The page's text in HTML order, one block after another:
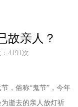
故亲人？
4191次
，俗称“鬼节”，今年
逝去的亲人放灯祈